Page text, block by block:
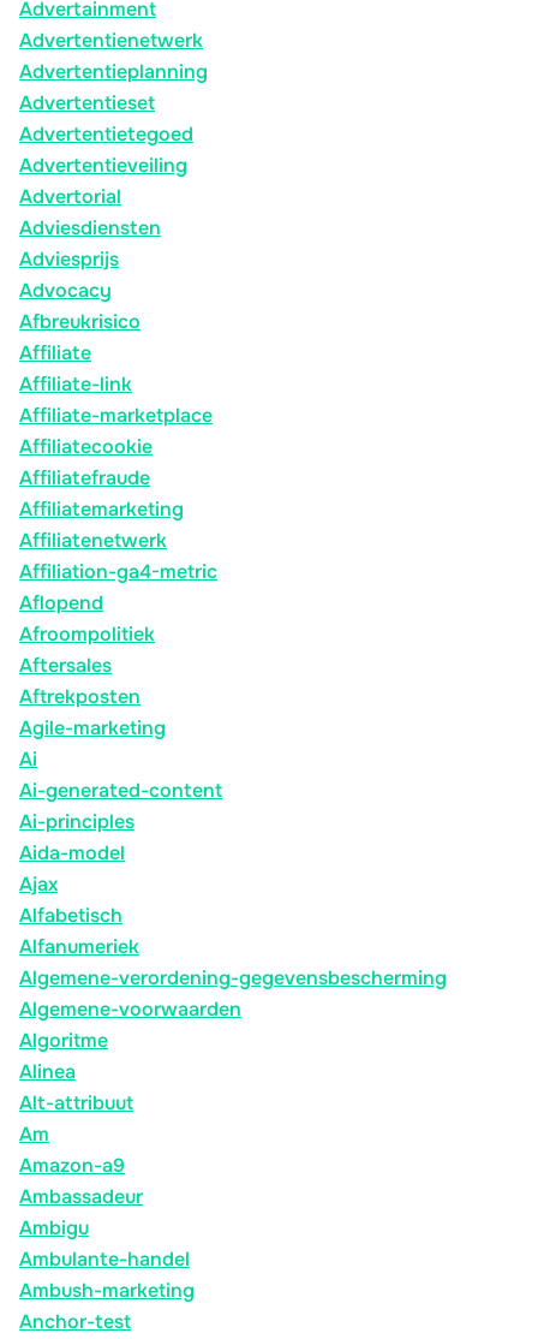
Advertainment
Advertentienetwerk
Advertentieplanning
Advertentieset
Advertentietegoed
Advertentieveiling
Advertorial
Adviesdiensten
Adviesprijs
Advocacy
Afbreukrisico
Affiliate
Affiliate-link
Affiliate-marketplace
Affiliatecookie
Affiliatefraude
Affiliatemarketing
Affiliatenetwerk
Affiliation-ga4-metric
Aflopend
Afroompolitiek
Aftersales
Aftrekposten
Agile-marketing
Ai
Ai-generated-content
Ai-principles
Aida-model
Ajax
Alfabetisch
Alfanumeriek
Algemene-verordening-gegevensbescherming
Algemene-voorwaarden
Algoritme
Alinea
Alt-attribuut
Am
Amazon-a9
Ambassadeur
Ambigu
Ambulante-handel
Ambush-marketing
Anchor-test